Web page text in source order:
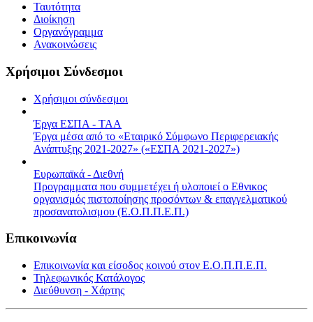
Ταυτότητα
Διοίκηση
Οργανόγραμμα
Ανακοινώσεις
Χρήσιμοι Σύνδεσμοι
Χρήσιμοι σύνδεσμοι
Έργα ΕΣΠΑ - ΤΑΑ
Έργα μέσα από το «Εταιρικό Σύμφωνο Περιφερειακής
Ανάπτυξης 2021-2027» («ΕΣΠΑ 2021-2027»)
Ευρωπαϊκά - Διεθνή
Προγραμματα που συμμετέχει ή υλοποιεί ο Εθνικος
οργανισμός πιστοποίησης προσόντων & επαγγελματικού
προσανατολισμου (Ε.Ο.Π.Π.Ε.Π.)
Επικοινωνία
Επικοινωνία και είσοδος κοινού στον Ε.Ο.Π.Π.Ε.Π.
Τηλεφωνικός Κατάλογος
Διεύθυνση - Χάρτης